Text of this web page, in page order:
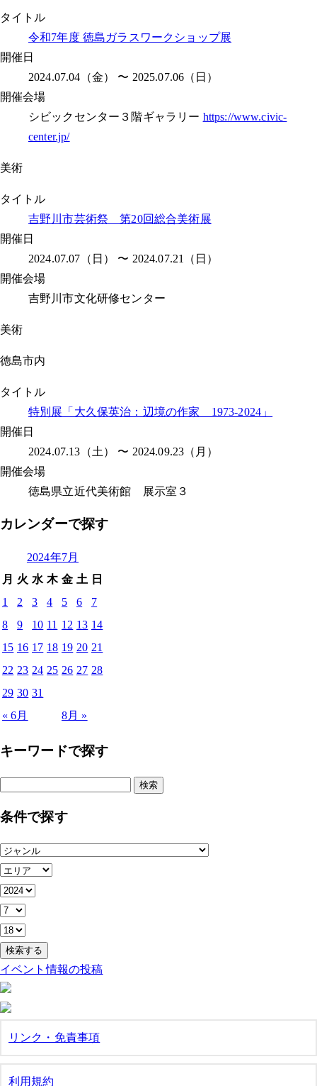
タイトル
令和7年度 徳島ガラスワークショップ展
開催日
2024.07.04（金） 〜 2025.07.06（日）
開催会場
シビックセンター３階ギャラリー https://www.civic-
center.jp/
美術
タイトル
吉野川市芸術祭 第20回総合美術展
開催日
2024.07.07（日） 〜 2024.07.21（日）
開催会場
吉野川市文化研修センター
美術
徳島市内
タイトル
特別展「大久保英治：辺境の作家 1973-2024」
開催日
2024.07.13（土） 〜 2024.09.23（月）
開催会場
徳島県立近代美術館 展示室３
カレンダーで探す
2024年7月
月 火 水 木 金 土 日
« 6月 8月 »
1 2 3 4 5 6
7
8
9 10 11 12 13 14
15 16 17 18 19 20 21
22 23 24 25 26 27 28
29 30 31
キーワードで探す
条件で探す
イベント情報の投稿
リンク・免責事項
利用規約